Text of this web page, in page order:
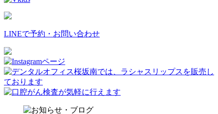
LINEで予約・お問い合わせ